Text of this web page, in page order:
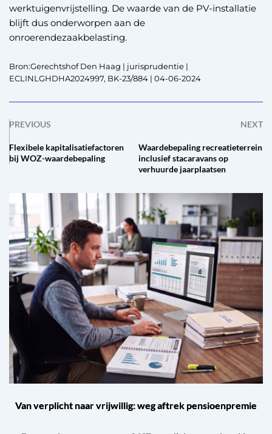
werktuigenvrijstelling. De waarde van de PV-installatie
blijft dus onderworpen aan de
onroerendezaakbelasting.
Bron:Gerechtshof Den Haag | jurisprudentie |
ECLINLGHDHA2024997, BK-23/884 | 04-06-2024
PREVIOUS NEXT
Flexibele kapitalisatiefactoren
bij WOZ-waardebepaling
Waardebepaling recreatieterrein
inclusief stacaravans op
verhuurde jaarplaatsen
Van verplicht naar vrijwillig: weg aftrek pensioenpremie